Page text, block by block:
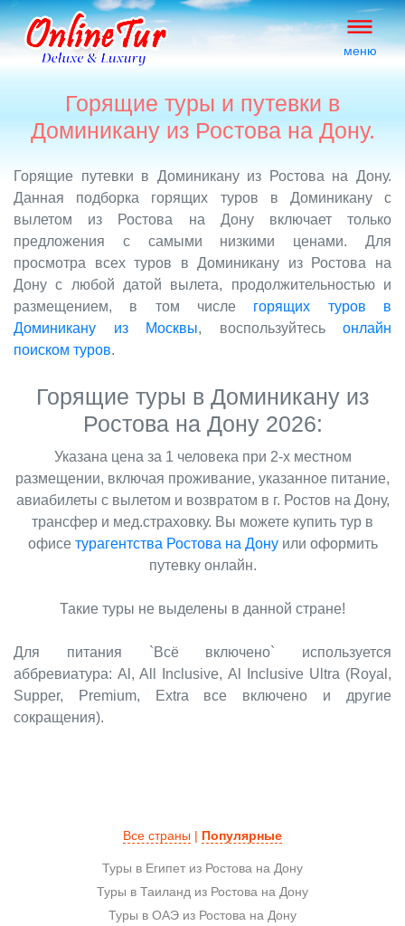
меню
Горящие туры и путевки в
Доминикану из Ростова на Дону.
Горящие путевки в Доминикану из Ростова на Дону.
Данная подборка горящих туров в Доминикану с
вылетом из Ростова на Дону включает только
предложения с самыми низкими ценами. Для
просмотра всех туров в Доминикану из Ростова на
Дону с любой датой вылета, продолжительностью и
размещением, в том числе горящих туров в
Доминикану из Москвы, воспользуйтесь онлайн
поиском туров.
Горящие туры в Доминикану из
Ростова на Дону 2026:
Указана цена за 1 человека при 2-х местном
размещении, включая проживание, указанное питание,
авиабилеты с вылетом и возвратом в г. Ростов на Дону,
трансфер и мед.страховку. Вы можете купить тур в
офисе турагентства Ростова на Донуили оформить
путевку онлайн.
Такие туры не выделены в данной стране!
Для питания `Всё включено` используется
аббревиатура: Al, All Inclusive, Al Inclusive Ultra (Royal,
Supper, Premium, Extra все включено и другие
сокращения).
Все страны | Популярные
Туры в Египет из Ростова на Дону
Туры в Таиланд из Ростова на Дону
Туры в ОАЭ из Ростова на Дону